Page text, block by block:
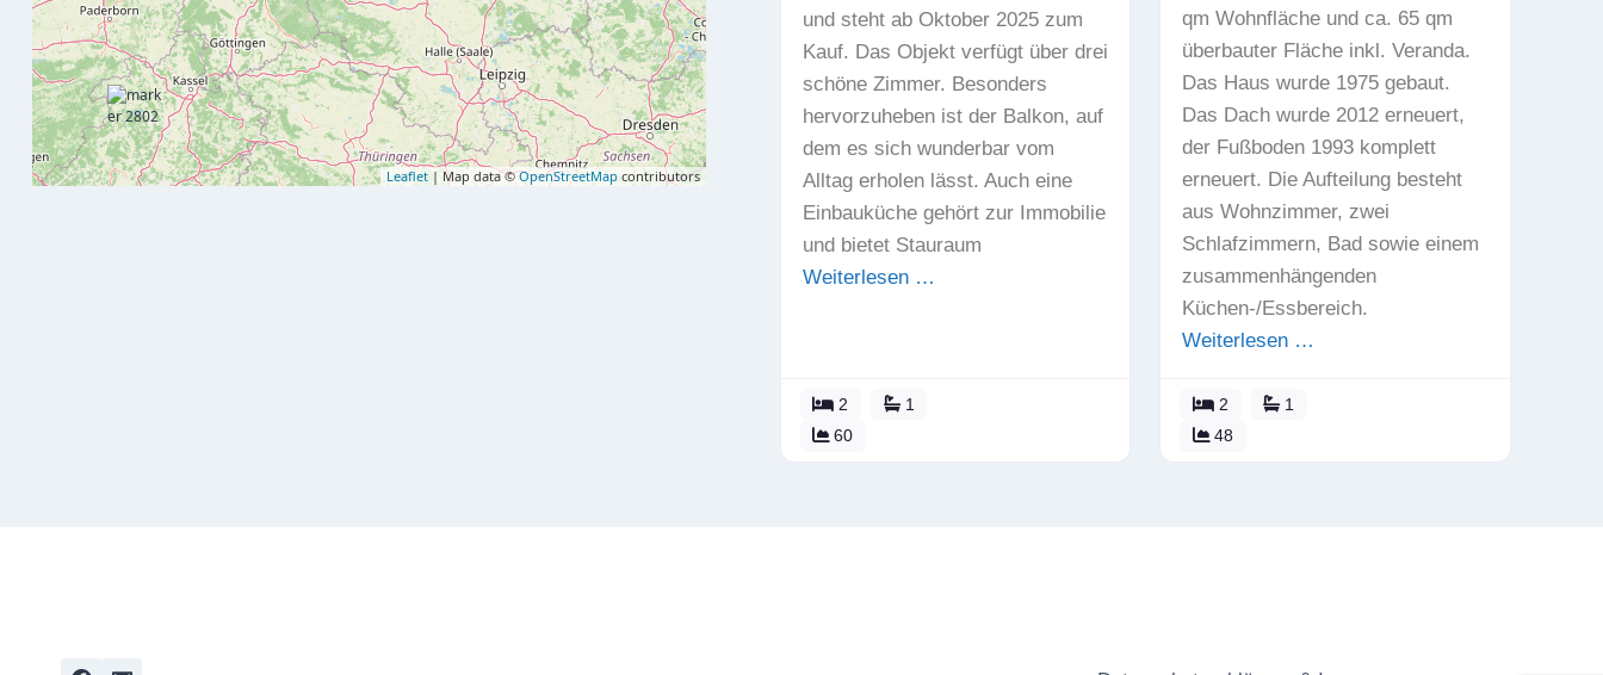
Leaflet| Map data ©OpenStreetMapcontributors
und steht ab Oktober 2025 zum
Kauf. Das Objekt verfügt über drei
schöne Zimmer. Besonders
hervorzuheben ist der Balkon, auf
dem es sich wunderbar vom
Alltag erholen lässt. Auch eine
Einbauküche gehört zur Immobilie
und bietet Stauraum
Weiterlesen …
2
1
60
qm Wohnfläche und ca. 65 qm
überbauter Fläche inkl. Veranda.
Das Haus wurde 1975 gebaut.
Das Dach wurde 2012 erneuert,
der Fußboden 1993 komplett
erneuert. Die Aufteilung besteht
aus Wohnzimmer, zwei
Schlafzimmern, Bad sowie einem
zusammenhängenden
Küchen-/Essbereich.
Weiterlesen …
2
1
48